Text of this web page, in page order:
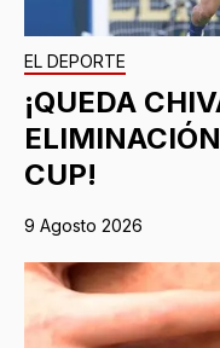
EL DEPORTE
¡QUEDA
CUP!
9 Agosto 2026